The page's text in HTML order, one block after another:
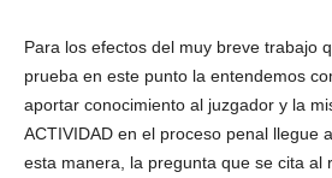
Para los efectos del muy breve trabajo
prueba en este punto la entendemos
aportar conocimiento al juzgador y la
ACTIVIDAD en el proceso penal llegue
esta manera, la pregunta que se cita al